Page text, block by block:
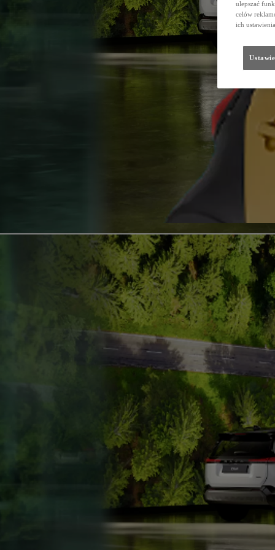
ulepszać
celów
ich